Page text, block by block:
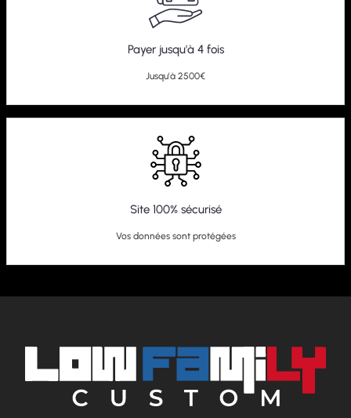
Payer jusqu'à 4 fois
Jusqu'à 2500€
Site 100% sécurisé
Vos données sont protégées